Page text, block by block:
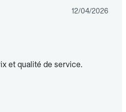
12/04/2026
et qualité de service.